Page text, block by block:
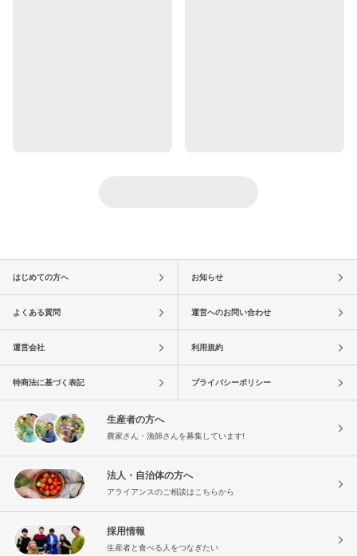
はじめての方へ お知らせ
よくある質問 運営へのお問い合わせ
運営会社 利用規約
特商法に基づく表記 プライバシーポリシー
生産者の方へ
農家さん・漁師さんを募集しています!
法人・自治体の方へ
アライアンスのご相談はこちらから
採用情報
生産者と食べる人をつなぎたい